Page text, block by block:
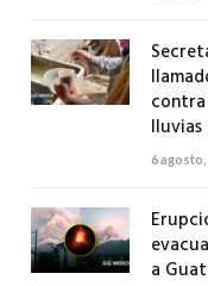
lluvias
6 agosto,
a